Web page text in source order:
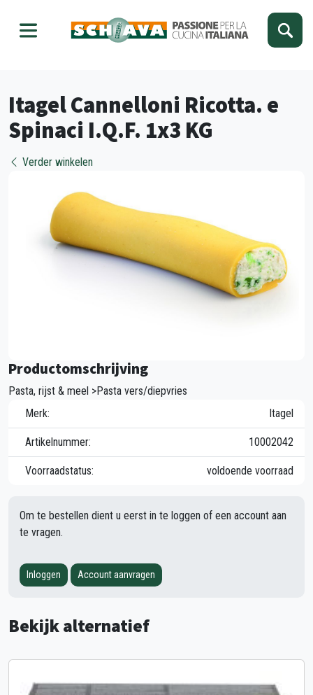
Itagel Cannelloni Ricotta. e
Spinaci I.Q.F. 1x3 KG
Verder winkelen
Productomschrijving
Pasta, rijst & meel >Pasta vers/diepvries
Merk:
Itagel
Artikelnummer: 10002042
Voorraadstatus: voldoende voorraad
Om te bestellen dient u eerst in te loggen of een account aan
te vragen.
Inloggen Account aanvragen
Bekijk alternatief